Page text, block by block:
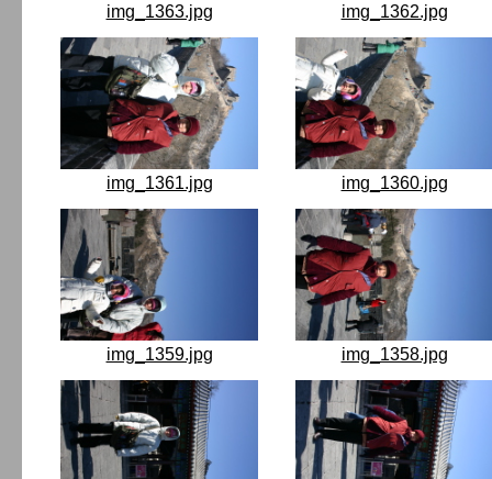
img_1363.jpg img_1362.jpg
img_1361.jpg img_1360.jpg
img_1359.jpg img_1358.jpg